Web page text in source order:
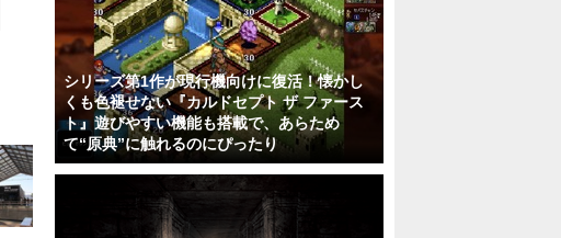
シリーズ第1作が現行機向けに復活！懐かし
くも色褪せない『カルドセプト ザ ファース
ト』遊びやすい機能も搭載で、あらため
て“原典”に触れるのにぴったり